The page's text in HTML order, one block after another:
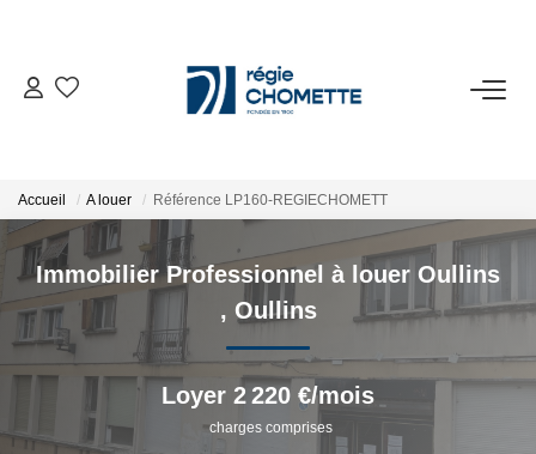
ACHETER
LOUER
VENDRE
NOTRE AGENCE
Accueil A louer Référence LP160-REGIECHOMETT
Immobilier Professionnel à louer Oullins
, Oullins
Loyer 2 220 €/mois
charges comprises